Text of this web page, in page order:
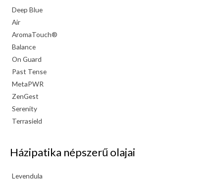
Deep Blue
Air
AromaTouch®
Balance
On Guard
Past Tense
MetaPWR
ZenGest
Serenity
Terrasield
Házipatika népszerű olajai
Levendula